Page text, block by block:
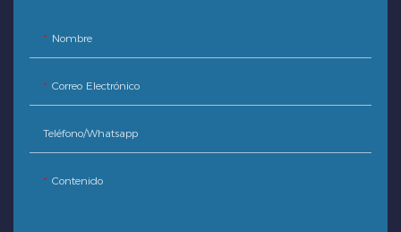
Nombre
Correo Electrónico
Teléfono/whatsapp
Contenido